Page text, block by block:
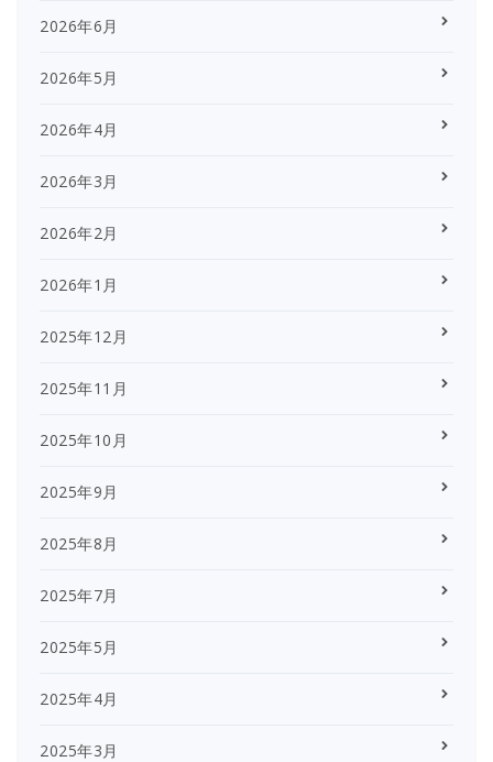
2026年6月
2026年5月
2026年4月
2026年3月
2026年2月
2026年1月
2025年12月
2025年11月
2025年10月
2025年9月
2025年8月
2025年7月
2025年5月
2025年4月
2025年3月